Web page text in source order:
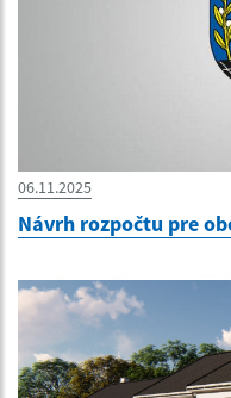
06.11.2025
Návrh rozpočtu pre